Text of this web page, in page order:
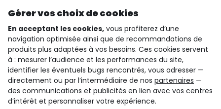
qui sommes-nous ?
besoin d'aide ?
le club fidélité
Gérer vos choix de cookies
En acceptant les cookies, vous profiterez d’une
navigation optimisée ainsi que de recommandations de
produits plus adaptées à vos besoins. Ces cookies servent
à : mesurer l’audience et les performances du site,
identifier les éventuels bugs rencontrés, vous adresser —
directement ou par l’intermédiaire de nos partenaires —
des communications et publicités en lien avec vos centres
d’intérêt et personnaliser votre expérience.